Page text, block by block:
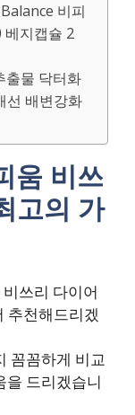
비피
베지캡슐 2
출물 닥터화
선 배변강화
움 비쓰
고의 가
쓰리 다이어
추천해드리겠
꼼꼼하게 비교
을 드리겠습니